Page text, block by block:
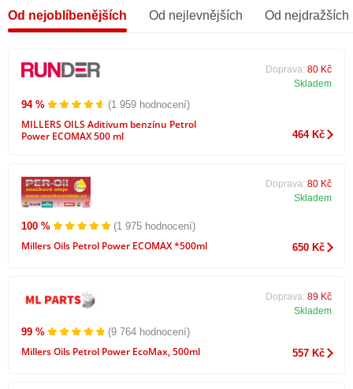
Od nejoblíbenějších Od nejlevnějších Od nejdražších
94 % (1 959 hodnocení)
MILLERS OILS Aditivum benzínu Petrol
Power ECOMAX 500 ml
Doprava: 80 Kč
Skladem
464 Kč
100 % (1 975 hodnocení)
Millers Oils Petrol Power ECOMAX *500ml
Doprava: 80 Kč
Skladem
650 Kč
99 % (9 764 hodnocení)
Millers Oils Petrol Power EcoMax, 500ml
Doprava: 89 Kč
Skladem
557 Kč